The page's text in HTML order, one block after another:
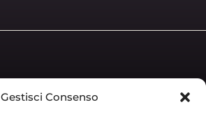
Gestisci Consenso
INDIRIZZO